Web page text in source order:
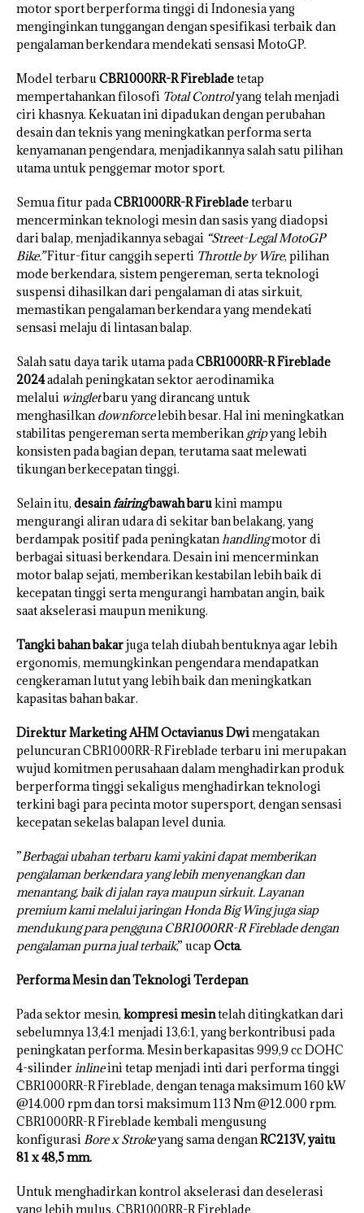
motor sport berperforma tinggi di Indonesia yang
menginginkan tunggangan dengan spesifikasi terbaik dan
pengalaman berkendara mendekati sensasi MotoGP.
Model terbaruCBR1000RR-R Firebladetetap
mempertahankan filosofi Total Controlyang telah menjadi
ciri khasnya. Kekuatan ini dipadukan dengan perubahan
desain dan teknis yang meningkatkan performa serta
kenyamanan pengendara, menjadikannya salah satu pilihan
utama untuk penggemar motor sport.
Semua fitur padaCBR1000RR-R Firebladeterbaru
mencerminkan teknologi mesin dan sasis yang diadopsi
dari balap, menjadikannya sebagai “Street-Legal MotoGP
Bike.”Fitur-fitur canggih seperti Throttle by Wire, pilihan
mode berkendara, sistem pengereman, serta teknologi
suspensi dihasilkan dari pengalaman di atas sirkuit,
memastikan pengalaman berkendara yang mendekati
sensasi melaju di lintasan balap.
Salah satu daya tarik utama padaCBR1000RR-R Fireblade
2024adalah peningkatan sektor aerodinamika
melalui wingletbaru yang dirancang untuk
menghasilkandownforcelebih besar. Hal ini meningkatkan
stabilitas pengereman serta memberikangripyang lebih
konsisten pada bagian depan, terutama saat melewati
tikungan berkecepatan tinggi.
Selain itu, desainfairingbawah barukini mampu
mengurangi aliran udara di sekitar ban belakang, yang
berdampak positif pada peningkatanhandlingmotor di
berbagai situasi berkendara. Desain ini mencerminkan
motor balap sejati, memberikan kestabilan lebih baik di
kecepatan tinggi serta mengurangi hambatan angin, baik
saat akselerasi maupun menikung.
Tangki bahan bakarjuga telah diubah bentuknya agar lebih
ergonomis, memungkinkan pengendara mendapatkan
cengkeraman lutut yang lebih baik dan meningkatkan
kapasitas bahan bakar.
Direktur Marketing AHM Octavianus Dwimengatakan
peluncuran CBR1000RR-R Fireblade terbaru ini merupakan
wujud komitmen perusahaan dalam menghadirkan produk
berperforma tinggi sekaligus menghadirkan teknologi
terkini bagi para pecinta motor supersport, dengan sensasi
kecepatan sekelas balapan level dunia.
”Berbagai ubahan terbaru kami yakini dapat memberikan
pengalaman berkendara yang lebih menyenangkan dan
menantang, baik di jalan raya maupun sirkuit. Layanan
premium kami melalui jaringan Honda Big Wing juga siap
mendukung para pengguna CBR1000RR-R Fireblade dengan
pengalaman purna jual terbaik,” ucap Octa.
Performa Mesin dan Teknologi Terdepan
Pada sektor mesin, kompresi mesintelah ditingkatkan dari
sebelumnya 13,4:1 menjadi 13,6:1, yang berkontribusi pada
peningkatan performa. Mesin berkapasitas 999,9 cc DOHC
4-silinderinlineini tetap menjadi inti dari performa tinggi
CBR1000RR-R Fireblade, dengan tenaga maksimum 160 kW
@14.000 rpm dan torsi maksimum 113 Nm @12.000 rpm.
CBR1000RR-R Fireblade kembali mengusung
konfigurasiBore x Strokeyang sama denganRC213V, yaitu
81 x 48,5 mm.
Untuk menghadirkan kontrol akselerasi dan deselerasi
yang lebih mulus, CBR1000RR-R Fireblade